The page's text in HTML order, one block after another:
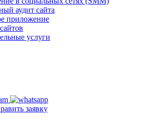
аудит сайта
приложение
услуги
заявку